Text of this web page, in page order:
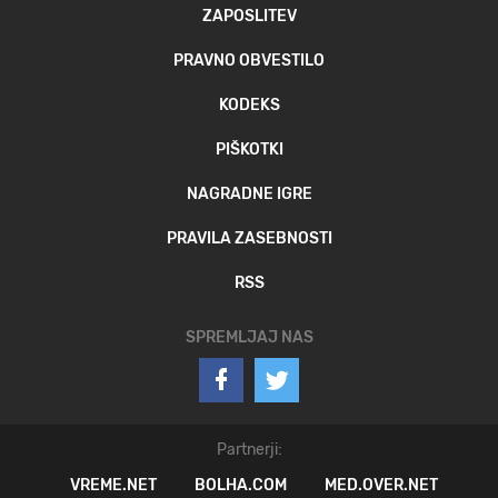
ZAPOSLITEV
PRAVNO OBVESTILO
KODEKS
PIŠKOTKI
NAGRADNE IGRE
PRAVILA ZASEBNOSTI
RSS
SPREMLJAJ NAS
Partnerji:
VREME.NET
BOLHA.COM MED.OVER.NET